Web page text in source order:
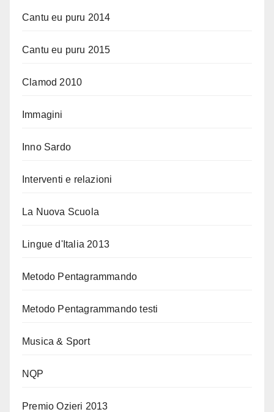
Cantu eu puru 2014
Cantu eu puru 2015
Clamod 2010
Immagini
Inno Sardo
Interventi e relazioni
La Nuova Scuola
Lingue d'Italia 2013
Metodo Pentagrammando
Metodo Pentagrammando testi
Musica & Sport
NQP
Premio Ozieri 2013